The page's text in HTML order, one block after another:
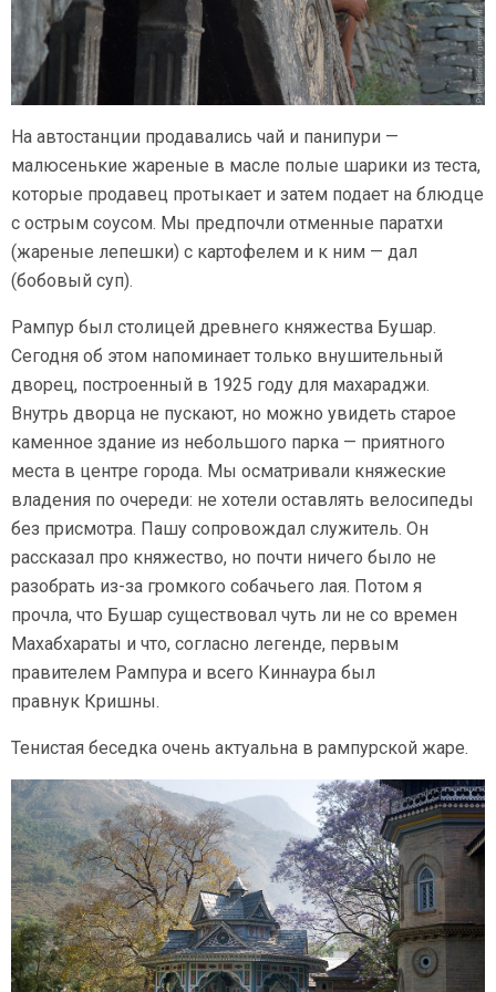
На автостанции продавались чай и панипури —
малюсенькие жареные в масле полые шарики из теста,
которые продавец протыкает и затем подает на блюдце
с острым соусом. Мы предпочли отменные паратхи
(жареные лепешки) с картофелем и к ним — дал
(бобовый суп).
Рампур был столицей древнего княжества Бушар.
Сегодня об этом напоминает только внушительный
дворец, построенный в 1925 году для махараджи.
Внутрь дворца не пускают, но можно увидеть старое
каменное здание из небольшого парка — приятного
места в центре города. Мы осматривали княжеские
владения по очереди: не хотели оставлять велосипеды
без присмотра. Пашу сопровождал служитель. Он
рассказал про княжество, но почти ничего было не
разобрать из-за громкого собачьего лая. Потом я
прочла, что Бушар существовал чуть ли не со времен
Махабхараты и что, согласно легенде, первым
правителем Рампура и всего Киннаура был
правнук Кришны.
Тенистая беседка очень актуальна в рампурской жаре.